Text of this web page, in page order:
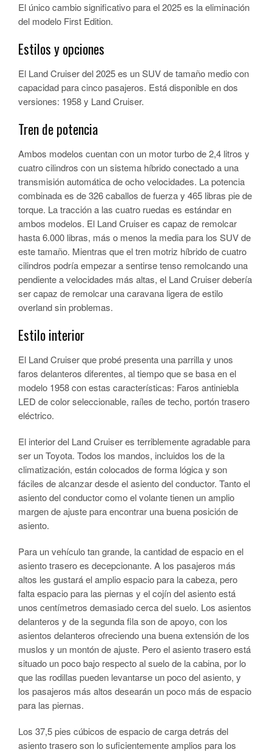
El único cambio significativo para el 2025 es la eliminación
del modelo First Edition.
Estilos y opciones
El Land Cruiser del 2025 es un SUV de tamaño medio con
capacidad para cinco pasajeros. Está disponible en dos
versiones: 1958 y Land Cruiser.
Tren de potencia
Ambos modelos cuentan con un motor turbo de 2,4 litros y
cuatro cilindros con un sistema híbrido conectado a una
transmisión automática de ocho velocidades. La potencia
combinada es de 326 caballos de fuerza y 465 libras pie de
torque. La tracción a las cuatro ruedas es estándar en
ambos modelos. El Land Cruiser es capaz de remolcar
hasta 6.000 libras, más o menos la media para los SUV de
este tamaño. Mientras que el tren motriz híbrido de cuatro
cilindros podría empezar a sentirse tenso remolcando una
pendiente a velocidades más altas, el Land Cruiser debería
ser capaz de remolcar una caravana ligera de estilo
overland sin problemas.
Estilo interior
El Land Cruiser que probé presenta una parrilla y unos
faros delanteros diferentes, al tiempo que se basa en el
modelo 1958 con estas características: Faros antiniebla
LED de color seleccionable, raíles de techo, portón trasero
eléctrico.
El interior del Land Cruiser es terriblemente agradable para
ser un Toyota. Todos los mandos, incluidos los de la
climatización, están colocados de forma lógica y son
fáciles de alcanzar desde el asiento del conductor. Tanto el
asiento del conductor como el volante tienen un amplio
margen de ajuste para encontrar una buena posición de
asiento.
Para un vehículo tan grande, la cantidad de espacio en el
asiento trasero es decepcionante. A los pasajeros más
altos les gustará el amplio espacio para la cabeza, pero
falta espacio para las piernas y el cojín del asiento está
unos centímetros demasiado cerca del suelo. Los asientos
delanteros y de la segunda fila son de apoyo, con los
asientos delanteros ofreciendo una buena extensión de los
muslos y un montón de ajuste. Pero el asiento trasero está
situado un poco bajo respecto al suelo de la cabina, por lo
que las rodillas pueden levantarse un poco del asiento, y
los pasajeros más altos desearán un poco más de espacio
para las piernas.
Los 37,5 pies cúbicos de espacio de carga detrás del
asiento trasero son lo suficientemente amplios para los